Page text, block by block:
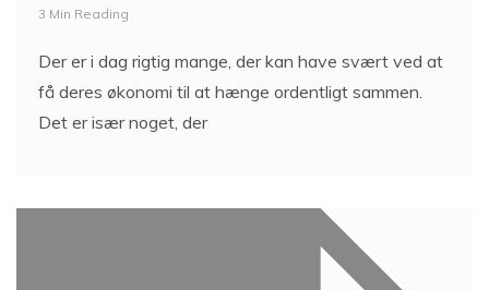
3 Min Reading
Der er i dag rigtig mange, der kan have svært ved at
få deres økonomi til at hænge ordentligt sammen.
Det er især noget, der